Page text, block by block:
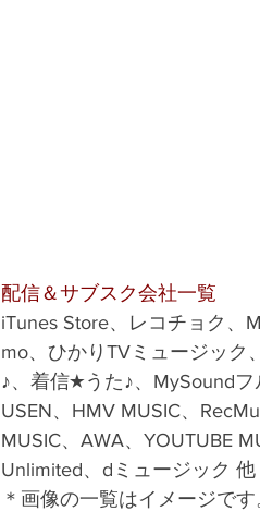
配信＆サブスク会社一覧
iTunes Store、レコチョク、
mo、ひかりTVミュージック
♪、着信★うた♪、MySoundフ
USEN、HMV MUSIC、
MUSIC、AWA、YOUTUBE
Unlimited、dミュージック 他
＊画像の一覧はイメージです